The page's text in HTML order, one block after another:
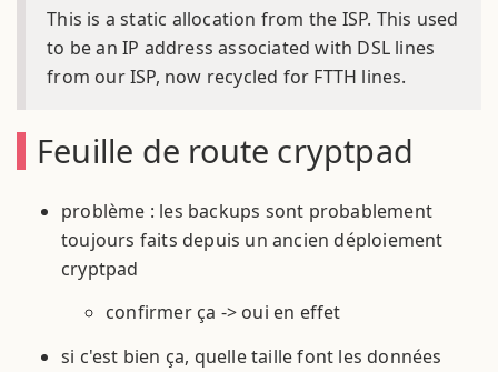
This is a static allocation from the ISP. This used
to be an IP address associated with DSL lines
from our ISP, now recycled for FTTH lines.
Feuille de route cryptpad
problème : les backups sont probablement
toujours faits depuis un ancien déploiement
cryptpad
confirmer ça -> oui en effet
si c'est bien ça, quelle taille font les données